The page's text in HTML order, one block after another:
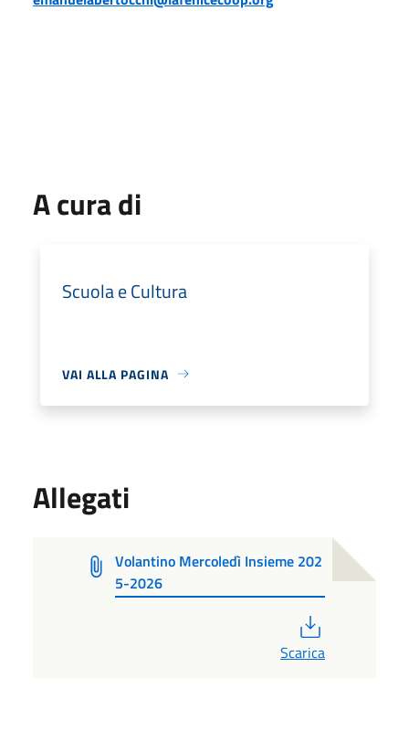
A cura di
Scuola e Cultura
VAI ALLA PAGINA
Allegati
Volantino Mercoledì Insieme 202
5-2026
Scarica